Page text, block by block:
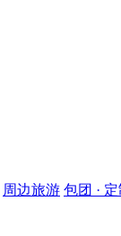
周边旅游 包团 ·